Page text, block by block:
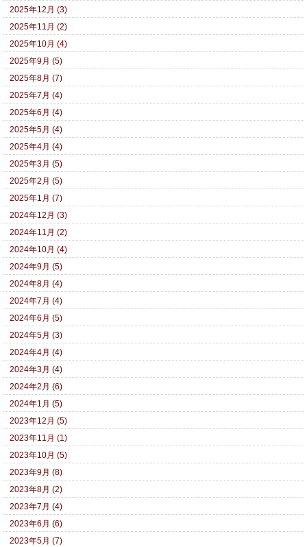
2025年12月 (3)
2025年11月 (2)
2025年10月 (4)
2025年9月 (5)
2025年8月 (7)
2025年7月 (4)
2025年6月 (4)
2025年5月 (4)
2025年4月 (4)
2025年3月 (5)
2025年2月 (5)
2025年1月 (7)
2024年12月 (3)
2024年11月 (2)
2024年10月 (4)
2024年9月 (5)
2024年8月 (4)
2024年7月 (4)
2024年6月 (5)
2024年5月 (3)
2024年4月 (4)
2024年3月 (4)
2024年2月 (6)
2024年1月 (5)
2023年12月 (5)
2023年11月 (1)
2023年10月 (5)
2023年9月 (8)
2023年8月 (2)
2023年7月 (4)
2023年6月 (6)
2023年5月 (7)